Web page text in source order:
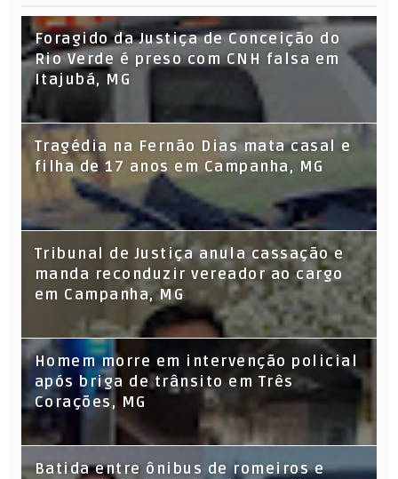
Foragido da Justiça de Conceição do
Rio Verde é preso com CNH falsa em
Itajubá, MG
Tragédia na Fernão Dias mata casal e
filha de 17 anos em Campanha, MG
Tribunal de Justiça anula cassação e
manda reconduzir vereador ao cargo
em Campanha, MG
Homem morre em intervenção policial
após briga de trânsito em Três
Corações, MG
Batida entre ônibus de romeiros e